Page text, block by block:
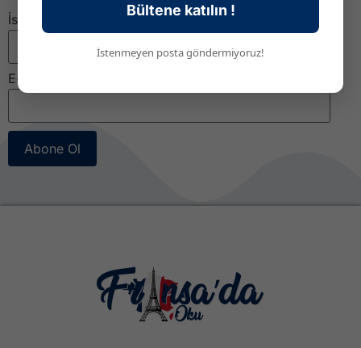
İsim
E-posta
Abone Ol
Bültene katılın !
İstenmeyen posta göndermiyoruz!